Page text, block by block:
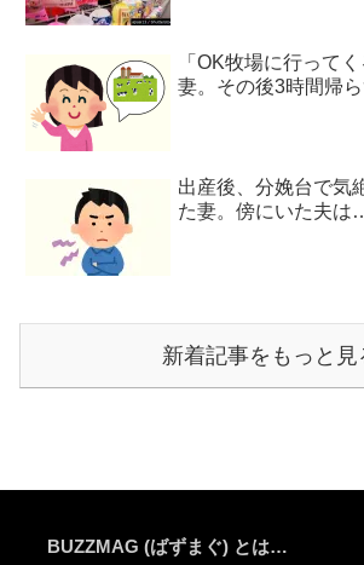
「OK牧場に行って
妻。その後3時間帰
出産後、分娩台で気
た妻。傍にいた夫は
新着記事をもっと見
BUZZMAG (ばずまぐ) とは…